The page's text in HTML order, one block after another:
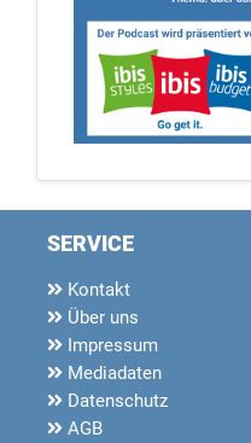
SERVICE
Kontakt
Über uns
Impressum
Mediadaten
Datenschutz
AGB